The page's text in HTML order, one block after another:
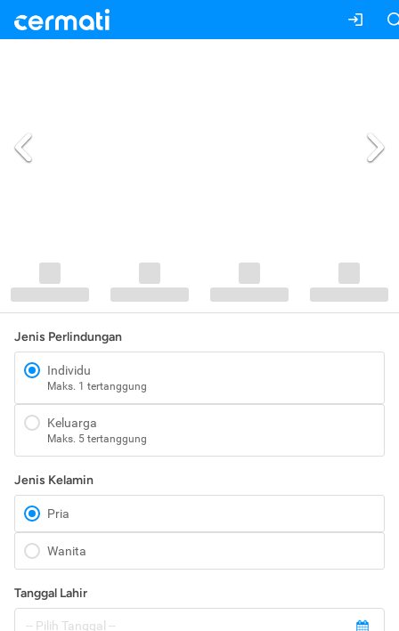
Jenis Perlindungan
Individu
Maks. 1 tertanggung
Keluarga
Maks. 5 tertanggung
Jenis Kelamin
Pria
Wanita
Tanggal Lahir